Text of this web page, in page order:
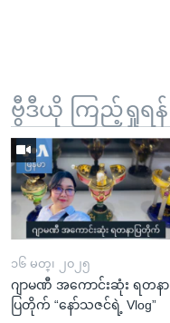
ဗွီဒီယို ကြည့်ရှုရန်
၁၆ မတ္၊ ၂၀၂၅
ဂျာမဏီ အကောင်းဆုံး ရတနာ
ပြတိုက် “နော်သဇင်ရဲ့ Vlog”